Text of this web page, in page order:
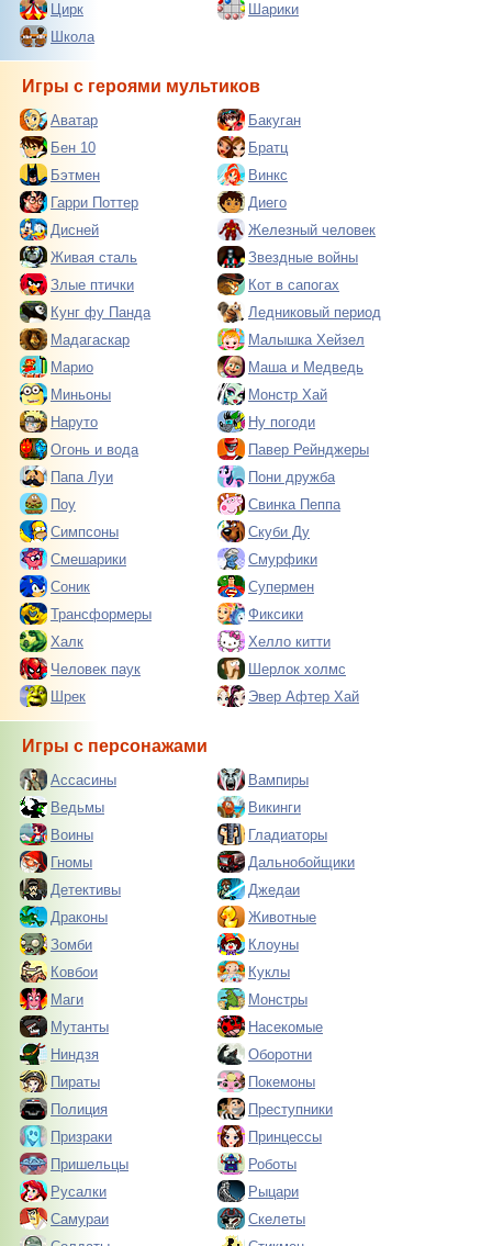
Цирк
Шарики
Школа
Игры с героями мультиков
Аватар
Бакуган
Бен 10
Братц
Бэтмен
Винкс
Гарри Поттер
Диего
Дисней
Железный человек
Живая сталь
Звездные войны
Злые птички
Кот в сапогах
Кунг фу Панда
Ледниковый период
Мадагаскар
Малышка Хейзел
Марио
Маша и Медведь
Миньоны
Монстр Хай
Наруто
Ну погоди
Огонь и вода
Павер Рейнджеры
Папа Луи
Пони дружба
Поу
Свинка Пеппа
Симпсоны
Скуби Ду
Смешарики
Смурфики
Соник
Супермен
Трансформеры
Фиксики
Халк
Хелло китти
Человек паук
Шерлок холмс
Шрек
Эвер Афтер Хай
Игры с персонажами
Ассасины
Вампиры
Ведьмы
Викинги
Воины
Гладиаторы
Гномы
Дальнобойщики
Детективы
Джедаи
Драконы
Животные
Зомби
Клоуны
Ковбои
Куклы
Маги
Монстры
Мутанты
Насекомые
Ниндзя
Оборотни
Пираты
Покемоны
Полиция
Преступники
Призраки
Принцессы
Пришельцы
Роботы
Русалки
Рыцари
Самураи
Скелеты